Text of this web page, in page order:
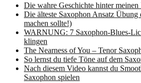
Die wahre Geschichte hinter
Die älteste Saxophon Ansatz
machen sollte!)
WARNUNG: 7 Saxophon-Blues-
klingen
The Nearness of You – Tenor
So lernst du tiefe Töne auf dem
Nach diesem Video kannst du
Saxophon spielen